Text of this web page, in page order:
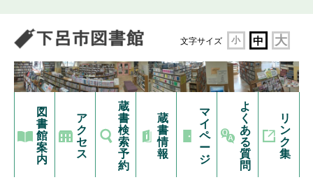
文字サイズ 小 中 大
図
書
館
案
内
ア
ク
セ
ス
蔵
書
検
索
予
約
蔵
書
情
報
マ
イ
ペ
ー
ジ
よ
く
あ
る
質
問
リ
ン
ク
集